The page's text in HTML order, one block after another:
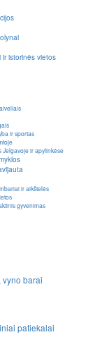
ir istorinės vietos
ir sportas
Jelgavoje ir apylinkėse
ir aikštelės
gyvenimas
vyno barai
patiekalai